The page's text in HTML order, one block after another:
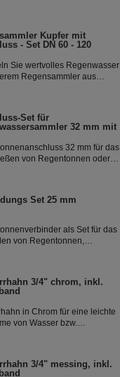
durch das Schiebeteil einfach
ausbauen. Der flexible
mit einer Länge
mm macht die Installation
einfach.
Kupfer mit
- Set DN 60 - 120
Sie wertvolles Regenwasser
Regensammler aus
Damit können Sie bis zu
anfallenden Regenwassers
und in Ihre Regentonne
Set für
32 mm mit
32 mm für das
von Regentonnen oder
Set 25 mm
als Set für das
von Regentonnen,
3/4" chrom, inkl.
in Chrom für eine leichte
von Wasser bzw.
an der Regenwassertonne.
3/4" messing, inkl.